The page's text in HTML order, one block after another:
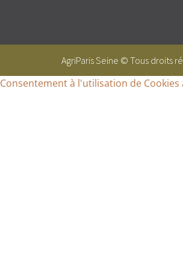
AgriParis Seine © Tous droits
Consentement à l'utilisation de Cookies